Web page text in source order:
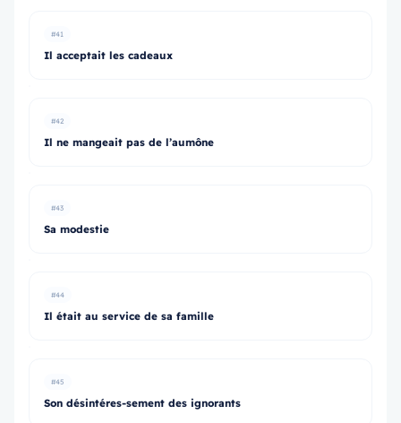
#41
Il acceptait les cadeaux
#42
Il ne mangeait pas de l’aumône
#43
Sa modestie
#44
Il était au service de sa famille
#45
Son désintéres-sement des ignorants